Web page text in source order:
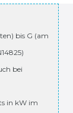
bis G (am
bei
in kW im